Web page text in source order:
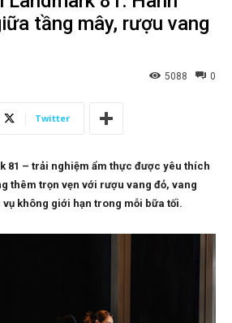
tầng mây, rượu vang
0
5088
Twitter
81 – trải nghiệm ẩm thực được yêu thích
thêm trọn vẹn với rượu vang đỏ, vang
không giới hạn trong mỗi bữa tối.